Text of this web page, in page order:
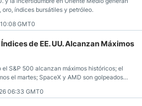
índices bursátiles y petróleo.
GMT0
de EE. UU. Alcanzan Máximos
S&P 500 alcanzan máximos históricos; el
el martes; SpaceX y AMD son golpeados
el petróleo crudo cae por debajo de los $80
estadounidense continúa intentando
06:33 GMT0